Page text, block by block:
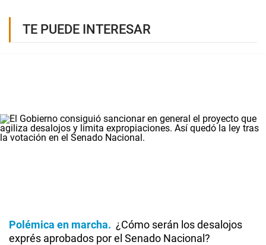
TE PUEDE INTERESAR
Polémica en marcha
¿Cómo serán los desalojos
exprés aprobados por el Senado Nacional?